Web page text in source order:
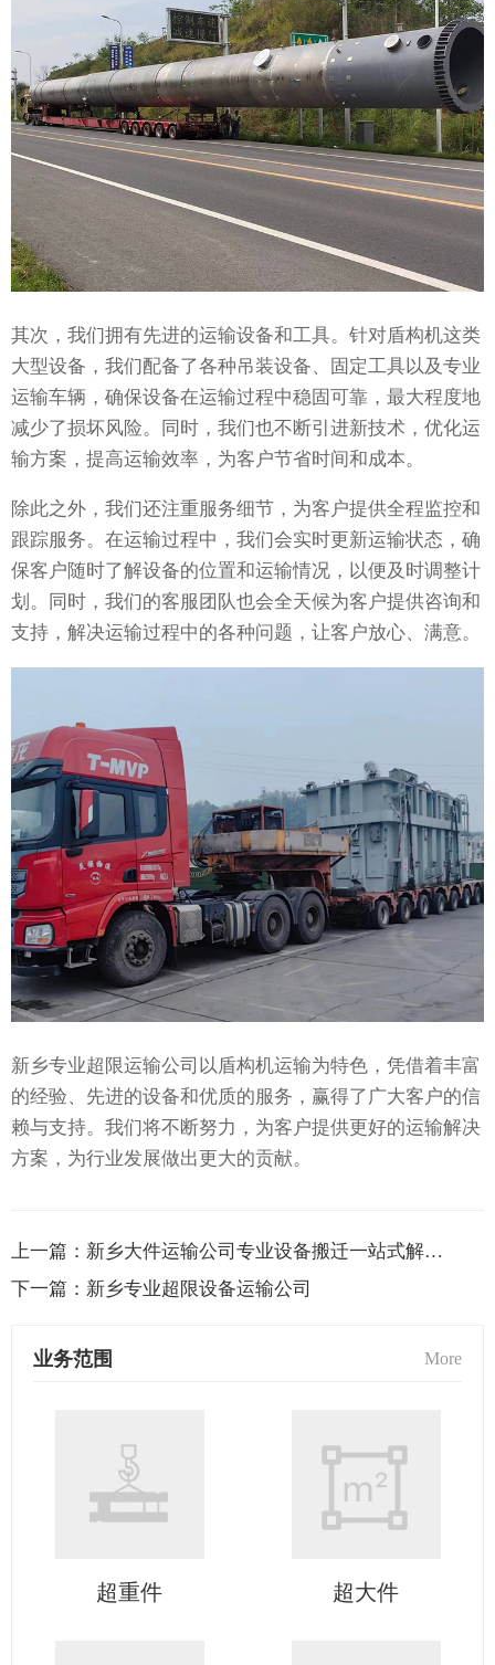
其次，我们拥有先进的运输设备和工具。针对盾构机这类
大型设备，我们配备了各种吊装设备、固定工具以及专业
运输车辆，确保设备在运输过程中稳固可靠，最大程度地
减少了损坏风险。同时，我们也不断引进新技术，优化运
输方案，提高运输效率，为客户节省时间和成本。
除此之外，我们还注重服务细节，为客户提供全程监控和
跟踪服务。在运输过程中，我们会实时更新运输状态，确
保客户随时了解设备的位置和运输情况，以便及时调整计
划。同时，我们的客服团队也会全天候为客户提供咨询和
支持，解决运输过程中的各种问题，让客户放心、满意。
新乡专业超限运输公司以盾构机运输为特色，凭借着丰富
的经验、先进的设备和优质的服务，赢得了广大客户的信
赖与支持。我们将不断努力，为客户提供更好的运输解决
方案，为行业发展做出更大的贡献。
上一篇： 新乡大件运输公司专业设备搬迁一站式解决方案
下一篇： 新乡专业超限设备运输公司
业务范围 More
超重件 超大件